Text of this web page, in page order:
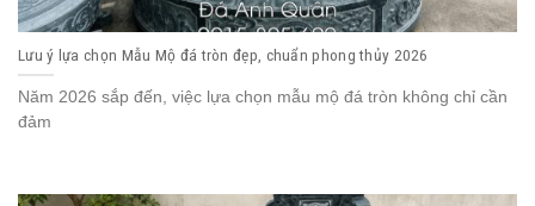
Lưu ý lựa chọn Mẫu Mộ đá tròn đẹp, chuẩn phong thủy 2026
Năm 2026 sắp đến, việc lựa chọn mẫu mộ đá tròn không chỉ cần
đảm